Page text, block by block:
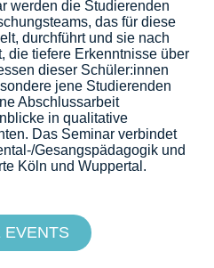
werden die Studierenden
das für diese
durchführt und sie nach
die tiefere Erkenntnisse über
dieser Schüler:innen
jene Studierenden
Abschlussarbeit
in qualitative
Das Seminar verbindet
Gesangspädagogik und
Köln und Wuppertal.
EVENTS